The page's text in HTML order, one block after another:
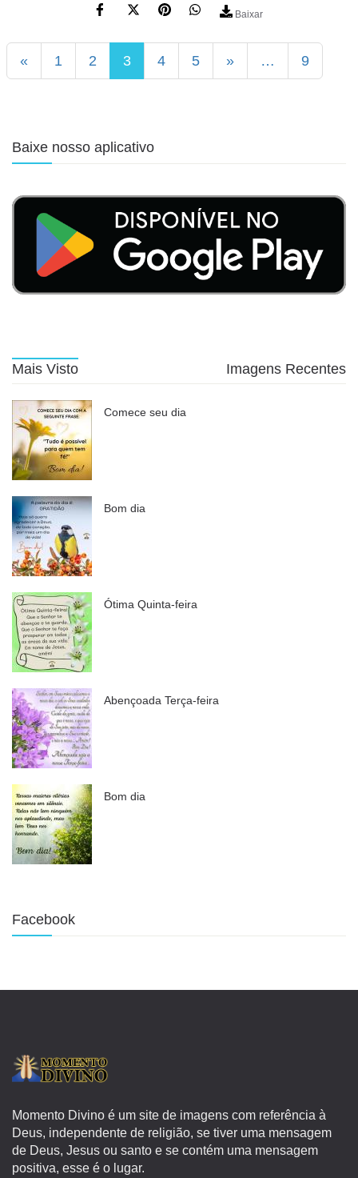
Baixar
« 1 2 3 4 5 » … 9
Baixe nosso aplicativo
Mais Visto Imagens Recentes
Comece seu dia
Bom dia
Ótima Quinta-feira
Abençoada Terça-feira
Bom dia
Facebook
Momento Divino é um site de imagens com referência à
Deus, independente de religião, se tiver uma mensagem
de Deus, Jesus ou santo e se contém uma mensagem
positiva, esse é o lugar.